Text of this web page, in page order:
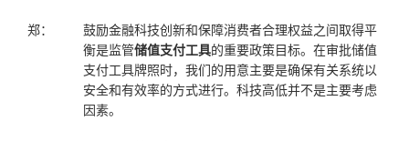
郑：
鼓励金融科技创新和保障消费者合理权益之间取得平
衡是监管储值支付工具的重要政策目标。在审批储值
支付工具牌照时，我们的用意主要是确保有关系统以
安全和有效率的方式进行。科技高低并不是主要考虑
因素。